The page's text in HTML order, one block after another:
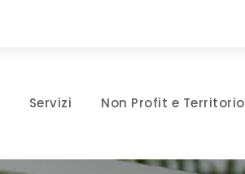
Servizi Non Profit e Territorio